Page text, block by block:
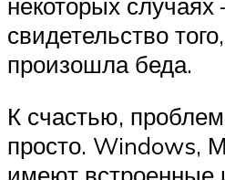
свидетельство
произошла беда.
К счастью,
просто. Windows,